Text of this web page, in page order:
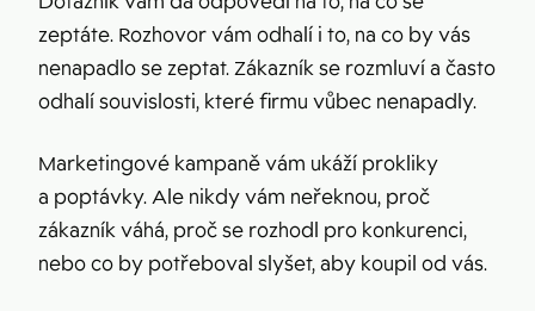
zeptáte. Rozhovor vám odhalí i to, na co by vás
nenapadlo se zeptat. Zákazník se rozmluví a často
odhalí souvislosti, které firmu vůbec nenapadly.
Marketingové kampaně vám ukáží prokliky
a poptávky. Ale nikdy vám neřeknou, proč
zákazník váhá, proč se rozhodl pro konkurenci,
nebo co by potřeboval slyšet, aby koupil od vás.